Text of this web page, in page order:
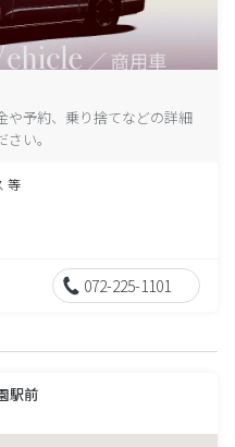
や予約、乗り捨てなどの詳細
い。
等
072-225-1101
駅前